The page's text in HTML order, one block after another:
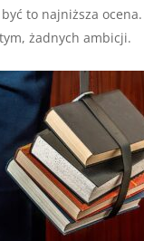
to najniższa
żadnych ambicji.